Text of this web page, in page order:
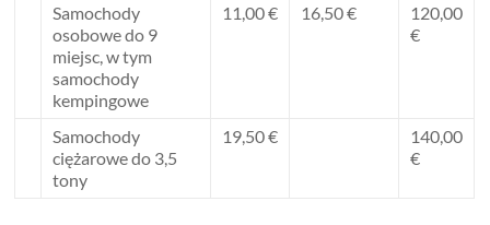
Samochody
osobowe do 9
miejsc, w tym
samochody
kempingowe
11,00 € 16,50 €
120,00
€
Samochody
ciężarowe do 3,5
tony
19,50 €
140,00
€